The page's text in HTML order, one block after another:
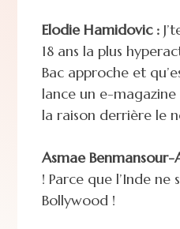
Elodie Hamidovic :
18 ans la plus
Bac approche et
lance un e-magazine
la raison derrière le
Asmae
! Parce que l’Inde ne
Bollywood !